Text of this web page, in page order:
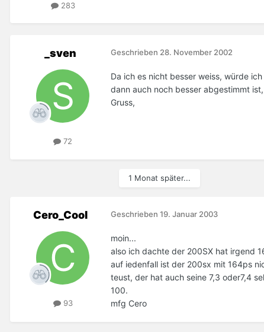
283
_sven
72
Geschrieben 28. November 2002
Da ich es nicht besser weiss, würde
dann auch noch besser abgestimmt
Gruss,
1 Monat später...
Cero_Cool
93
Geschrieben 19. Januar 2003
moin...
also ich dachte der 200SX hat irgend
auf iedenfall ist der 200sx mit 164ps
teust, der hat auch seine 7,3 oder7,4
100.
mfg Cero